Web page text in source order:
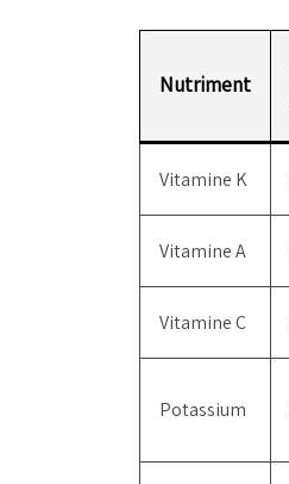
Nutriment
Vitamine K
Vitamine A
Vitamine C
Potassium